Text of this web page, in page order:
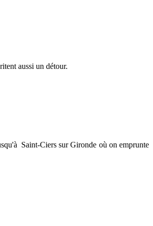
aussi un détour.
Saint-Ciers sur Gironde où on emprunte